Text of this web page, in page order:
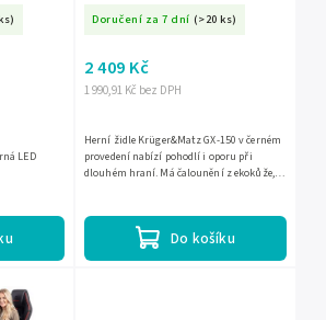
LED
Doručení za 7 dní (>20 ks)
1 990,91 Kč bez DPH
2 409 Kč
Do košíku
Herní židle Krüger&Matz GX-150 v černém
provedení nabízí pohodlí i oporu při
dlouhém hraní. Má čalounění z ekokůže,